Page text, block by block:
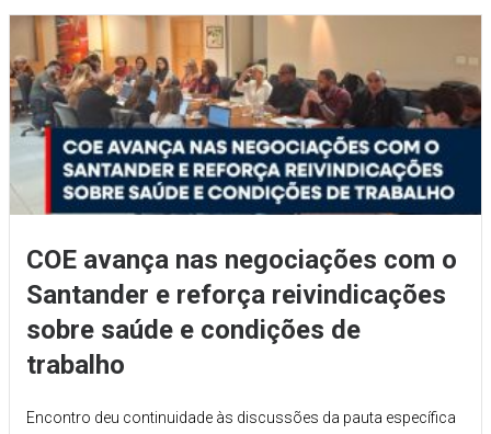
COE avança nas negociações com o
Santander e reforça reivindicações
sobre saúde e condições de
trabalho
Encontro deu continuidade às discussões da pauta específica